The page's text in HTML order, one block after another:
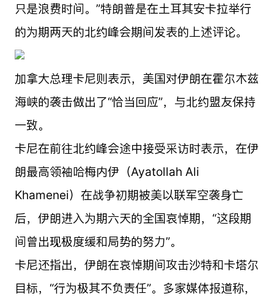
只是浪费时间。”特朗普是在土耳其安卡拉举行
的为期两天的北约峰会期间发表的上述评论。
加拿大总理卡尼则表示，美国对伊朗在霍尔木兹
海峡的袭击做出了“恰当回应”，与北约盟友保持
一致。
卡尼在前往北约峰会途中接受采访时表示，在伊
朗最高领袖哈梅内伊（Ayatollah Ali
Khamenei）在战争初期被美以联军空袭身亡
后，伊朗进入为期六天的全国哀悼期，“这段期
间曾出现极度缓和局势的努力”。
卡尼还指出，伊朗在哀悼期间攻击沙特和卡塔尔
目标，“行为极其不负责任”。多家媒体报道称，